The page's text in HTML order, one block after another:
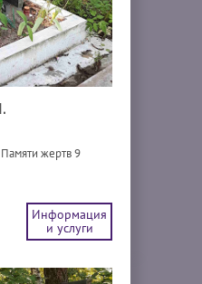
жертв 9
Информация
и услуги